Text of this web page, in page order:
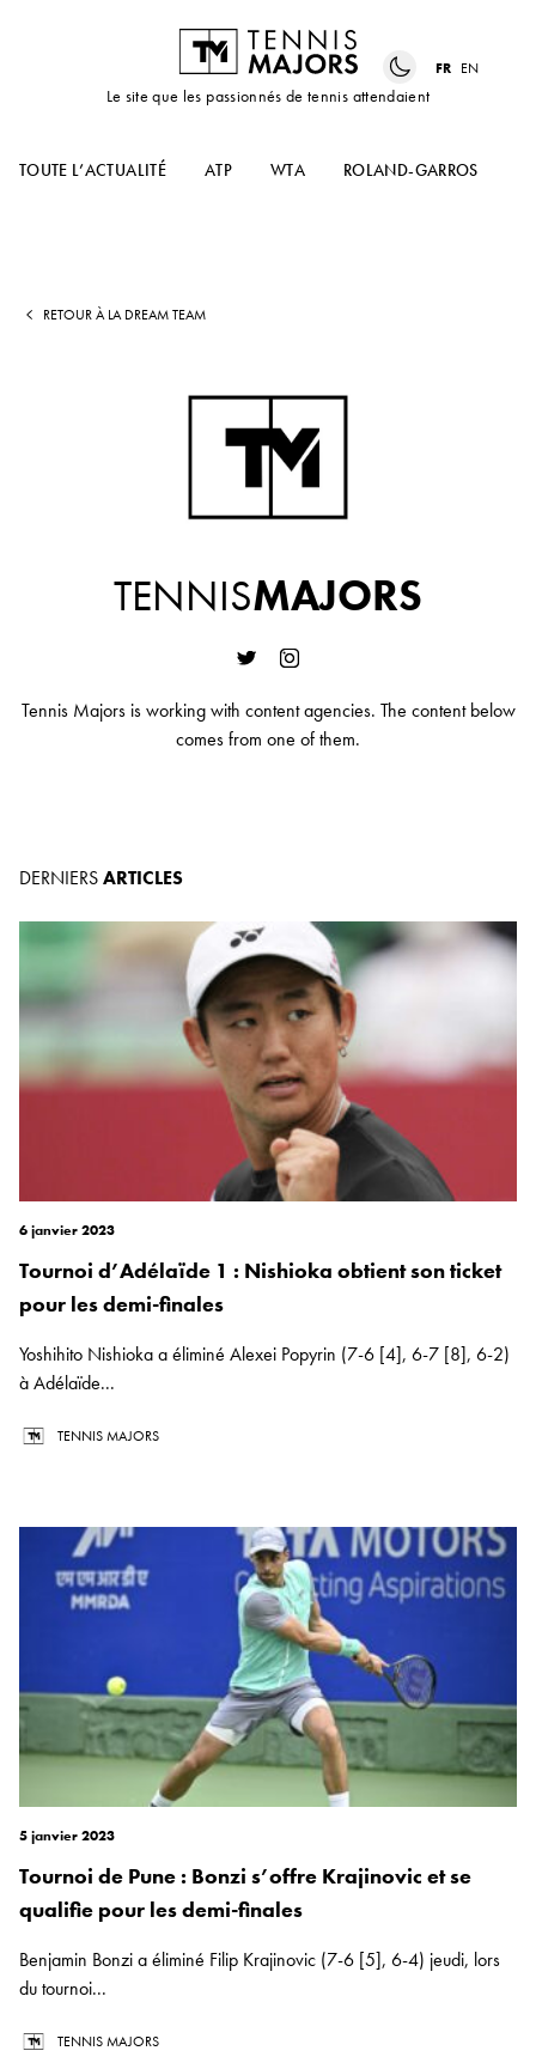
Le site que les passionnés de tennis attendaient
FR EN
TOUTE L’ACTUALITÉ ATP WTA ROLAND-GARROS
RETOUR À LA DREAM TEAM
TENNISMAJORS
Tennis Majors is working with content agencies. The content below
comes from one of them.
DERNIERSARTICLES
6 janvier 2023
Tournoi d’Adélaïde 1 : Nishioka obtient son ticket
pour les demi-finales
Yoshihito Nishioka a éliminé Alexei Popyrin (7-6 [4], 6-7 [8], 6-2)
à Adélaïde...
TENNIS MAJORS
5 janvier 2023
Tournoi de Pune : Bonzi s’offre Krajinovic et se
qualifie pour les demi-finales
Benjamin Bonzi a éliminé Filip Krajinovic (7-6 [5], 6-4) jeudi, lors
du tournoi...
TENNIS MAJORS